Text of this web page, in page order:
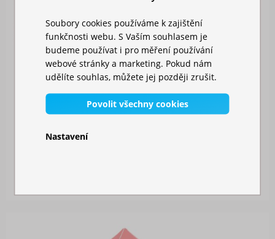
NŮŽKOVÝ STAN 3X6M HLINÍKOVÝ HEXAGON
Soubory cookies používáme k zajištění
funkčnosti webu. S Vaším souhlasem je
budeme používat i pro měření používání
webové stránky a marketing. Pokud nám
udělíte souhlas, můžete jej později zrušit.
Povolit všechny cookies
Nastavení